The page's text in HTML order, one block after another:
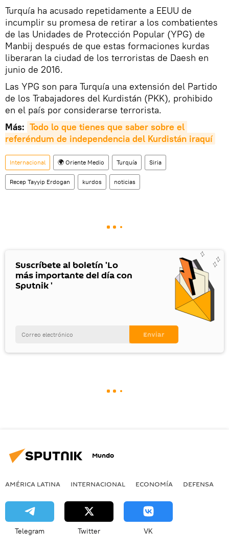
Turquía ha acusado repetidamente a EEUU de
incumplir su promesa de retirar a los combatientes
de las Unidades de Protección Popular (YPG) de
Manbij después de que estas formaciones kurdas
liberaran la ciudad de los terroristas de Daesh en
junio de 2016.
Las YPG son para Turquía una extensión del Partido
de los Trabajadores del Kurdistán (PKK), prohibido
en el país por considerarse terrorista.
Más: Todo lo que tienes que saber sobre el
referéndum de independencia del Kurdistán iraquí
Internacional 🌍 Oriente Medio Turquía Siria
Recep Tayyip Erdogan kurdos noticias
Suscríbete al boletín 'Lo
más importante del día con
Sputnik '
Mundo
AMÉRICA LATINA INTERNACIONAL ECONOMÍA DEFENSA
Telegram Twitter VK